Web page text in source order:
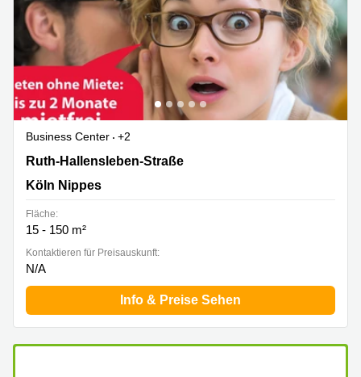
Business Center
+2
Ruth-Hallensleben-Str., Köln Nippes
Ruth-Hallensleben-Straße
Köln Nippes
Fläche:
15 - 150 m²
Kontaktieren für Preisauskunft:
N/A
Info & Preise Sehen